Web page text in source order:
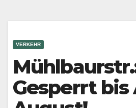
VERKEHR
Gesperrt